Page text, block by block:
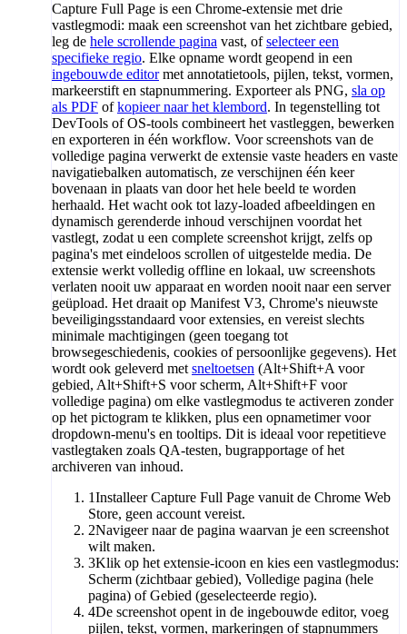
Capture Full Page is een Chrome-extensie met drie
vastlegmodi: maak een screenshot van het zichtbare gebied,
leg de hele scrollende pagina vast, ofselecteer een
specifieke regio. Elke opname wordt geopend in een
ingebouwde editormet annotatietools, pijlen, tekst, vormen,
markeerstift en stapnummering. Exporteer als PNG, sla op
als PDF ofkopieer naar het klembord. In tegenstelling tot
DevTools of OS-tools combineert het vastleggen, bewerken
en exporteren in één workflow. Voor screenshots van de
volledige pagina verwerkt de extensie vaste headers en vaste
navigatiebalken automatisch, ze verschijnen één keer
bovenaan in plaats van door het hele beeld te worden
herhaald. Het wacht ook tot lazy-loaded afbeeldingen en
dynamisch gerenderde inhoud verschijnen voordat het
vastlegt, zodat u een complete screenshot krijgt, zelfs op
pagina's met eindeloos scrollen of uitgestelde media. De
extensie werkt volledig offline en lokaal, uw screenshots
verlaten nooit uw apparaat en worden nooit naar een server
geüpload. Het draait op Manifest V3, Chrome's nieuwste
beveiligingsstandaard voor extensies, en vereist slechts
minimale machtigingen (geen toegang tot
browsegeschiedenis, cookies of persoonlijke gegevens). Het
wordt ook geleverd met sneltoetsen (Alt+Shift+A voor
gebied, Alt+Shift+S voor scherm, Alt+Shift+F voor
volledige pagina) om elke vastlegmodus te activeren zonder
op het pictogram te klikken, plus een opnametimer voor
dropdown-menu's en tooltips. Dit is ideaal voor repetitieve
vastlegtaken zoals QA-testen, bugrapportage of het
archiveren van inhoud.
1Installeer Capture Full Page vanuit de Chrome Web
Store, geen account vereist.
2Navigeer naar de pagina waarvan je een screenshot
wilt maken.
3Klik op het extensie-icoon en kies een vastlegmodus:
Scherm (zichtbaar gebied), Volledige pagina (hele
pagina) of Gebied (geselecteerde regio).
4De screenshot opent in de ingebouwde editor, voeg
pijlen, tekst, vormen, markeringen of stapnummers